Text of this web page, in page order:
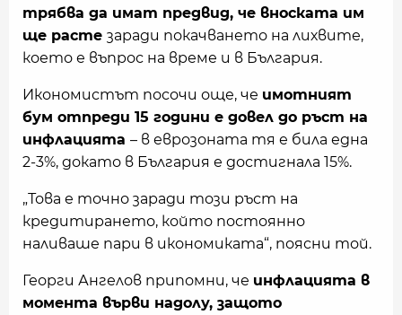
трябва да имат предвид, че вноската им
ще расте заради покачването на лихвите,
което е въпрос на време и в България.
Икономистът посочи още, че имотният
бум отпреди 15 години е довел до ръст на
инфлацията – в еврозоната тя е била една
2-3%, докато в България е достигнала 15%.
„Това е точно заради този ръст на
кредитирането, който постоянно
наливаше пари в икономиката“, поясни той.
Георги Ангелов припомни, че инфлацията в
момента върви надолу, защото